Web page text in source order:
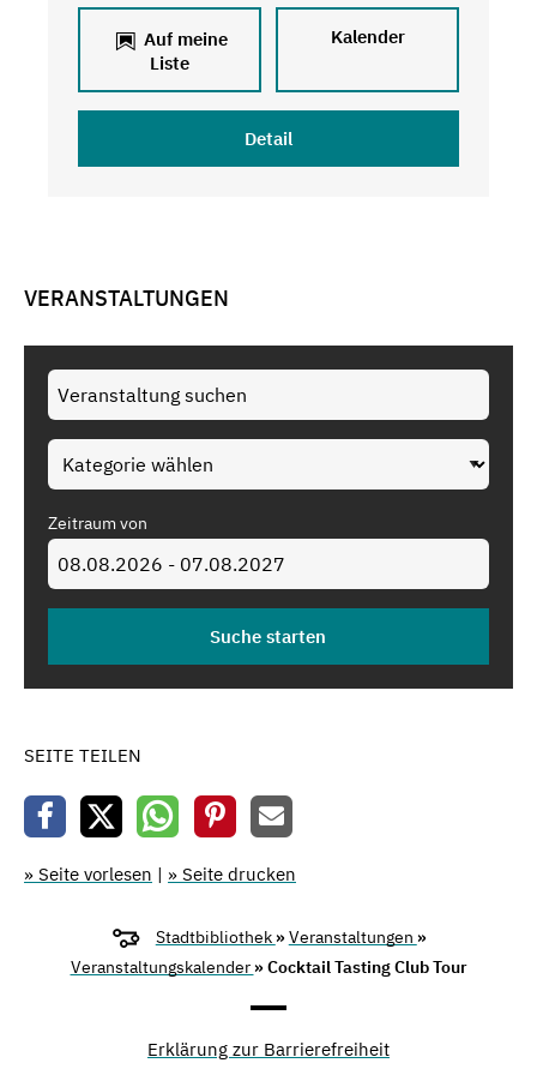
Auf meine
Liste
Kalender
Detail
VERANSTALTUNGEN
Zeitraum von
SEITE TEILEN
» Seite vorlesen | » Seite drucken
Stadtbibliothek »Veranstaltungen »
Veranstaltungskalender » Cocktail Tasting Club Tour
Erklärung zur Barrierefreiheit